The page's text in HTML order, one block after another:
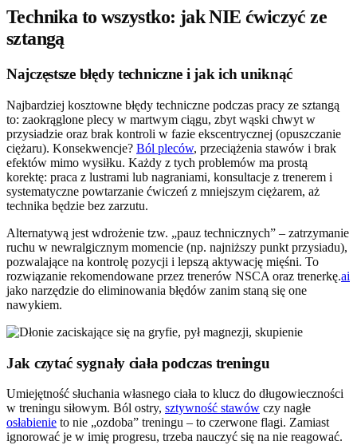
Technika to wszystko: jak NIE ćwiczyć ze
sztangą
Najczęstsze błędy techniczne i jak ich uniknąć
Najbardziej kosztowne błędy techniczne podczas pracy ze sztangą
to: zaokrąglone plecy w martwym ciągu, zbyt wąski chwyt w
przysiadzie oraz brak kontroli w fazie ekscentrycznej (opuszczanie
ciężaru). Konsekwencje? Ból pleców, przeciążenia stawów i brak
efektów mimo wysiłku. Każdy z tych problemów ma prostą
korektę: praca z lustrami lub nagraniami, konsultacje z trenerem i
systematyczne powtarzanie ćwiczeń z mniejszym ciężarem, aż
technika będzie bez zarzutu.
Alternatywą jest wdrożenie tzw. „pauz technicznych” – zatrzymanie
ruchu w newralgicznym momencie (np. najniższy punkt przysiadu),
pozwalające na kontrolę pozycji i lepszą aktywację mięśni. To
rozwiązanie rekomendowane przez trenerów NSCA oraz trenerkę.ai
jako narzędzie do eliminowania błędów zanim staną się one
nawykiem.
Jak czytać sygnały ciała podczas treningu
Umiejętność słuchania własnego ciała to klucz do długowieczności
w treningu siłowym. Ból ostry, sztywność stawów czy nagłe
osłabienie to nie „ozdoba” treningu – to czerwone flagi. Zamiast
ignorować je w imię progresu, trzeba nauczyć się na nie reagować.